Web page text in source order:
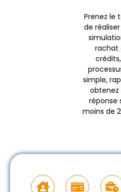
Prenez le
de
rachat
simple,
obtenez
réponse
moins de